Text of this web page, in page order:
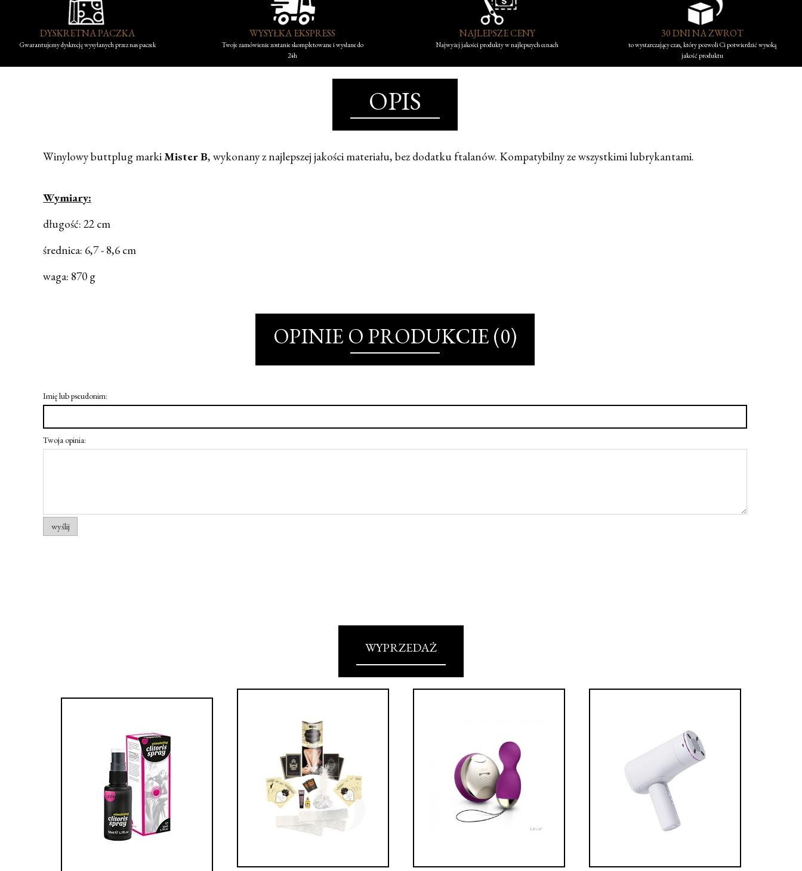
DYSKRETNA PACZKA
Gwarantujemy dyskrecję wysyłanych przez nas paczek
WYSYŁKA EKSPRESS
Twoje zamówienie zostanie skompletowane i wysłane do
24h
NAJLEPSZE CENY
Najwyżej jakości produkty w najlepszych cenach
30 DNI NA ZWROT
to wystarczający czas, który pozwoli Ci potwierdzić wysoką
jakość produktu
OPIS
Winylowy buttplug markiMister B, wykonany z najlepszej jakości materiału, bez dodatku ftalanów. Kompatybilny ze wszystkimi lubrykantami.
Wymiary:
długość: 22 cm
średnica: 6,7 - 8,6 cm
waga: 870 g
OPINIE O PRODUKCIE (0)
Imię lub pseudonim:
Twoja opinia:
wyślij
WYPRZEDAŻ